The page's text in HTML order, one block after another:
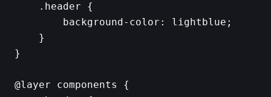
    .header {
        background-color: lightblue;
    }
}
@layer components {